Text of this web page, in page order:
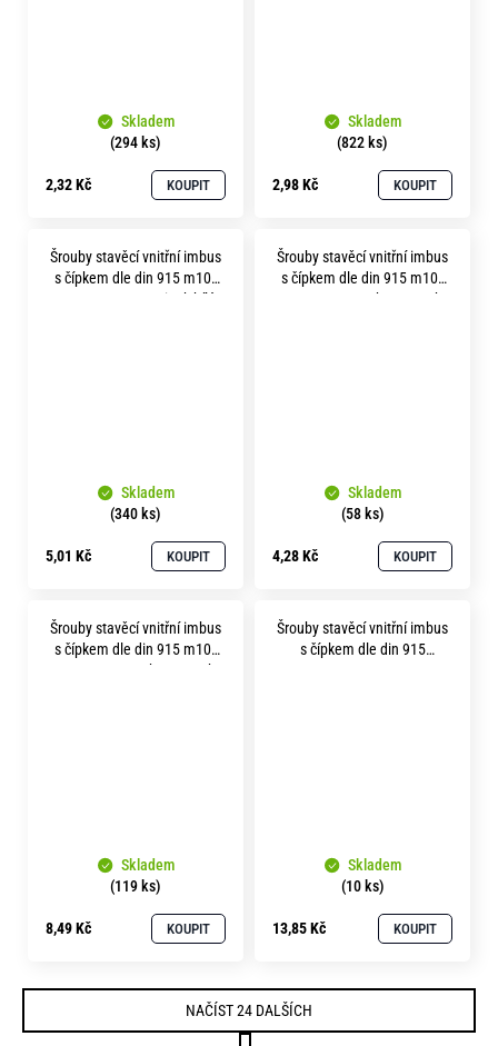
Skladem
(294 ks)
2,32 Kč KOUPIT
Skladem
(822 ks)
2,98 Kč KOUPIT
Šrouby stavěcí vnitřní imbus
s čípkem dle din 915 m10x
20 pevnost 45H zinek bílý
Skladem
(340 ks)
5,01 Kč KOUPIT
Šrouby stavěcí vnitřní imbus
s čípkem dle din 915 m10x
30 pevnost 45H bez povrchu
Skladem
(58 ks)
4,28 Kč KOUPIT
Šrouby stavěcí vnitřní imbus
s čípkem dle din 915 m10x
45 pevnost 45H bez povrchu
Skladem
(119 ks)
8,49 Kč KOUPIT
Šrouby stavěcí vnitřní imbus
s čípkem dle din 915
Skladem
(10 ks)
13,85 Kč KOUPIT
NAČÍST 24 DALŠÍCH